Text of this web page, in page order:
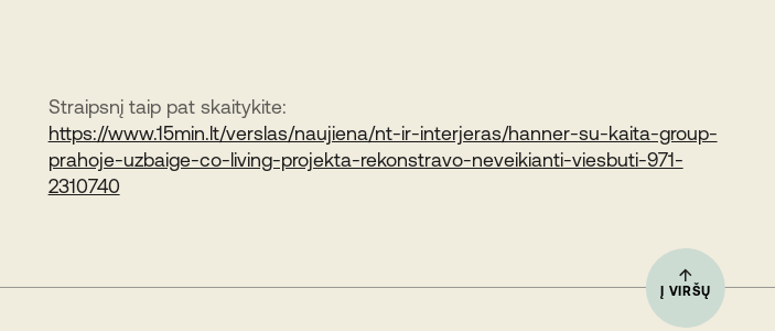
Straipsnį taip pat skaitykite:
https://www.15min.lt/verslas/naujiena/nt-ir-interjeras/hanner-su-kaita-group-
prahoje-uzbaige-co-living-projekta-rekonstravo-neveikianti-viesbuti-971-
2310740
Į VIRŠŲ